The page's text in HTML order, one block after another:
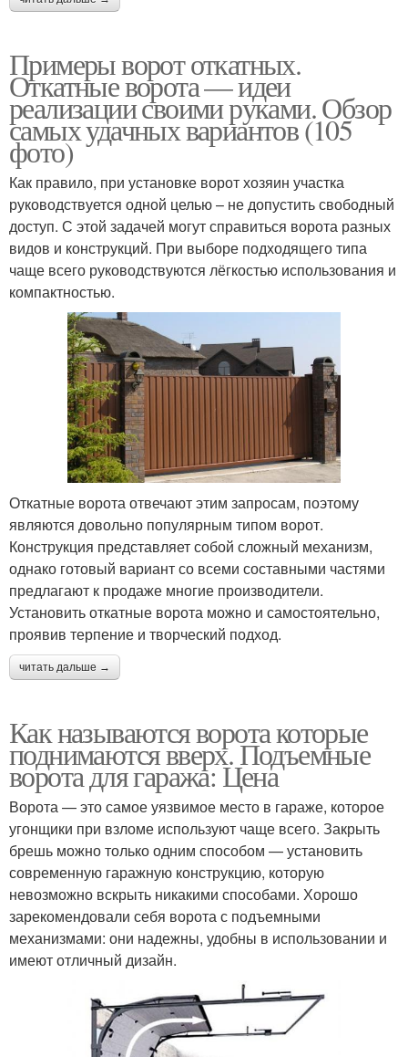
Примеры ворот откатных.
Откатные ворота — идеи
реализации своими руками. Обзор
самых удачных вариантов (105
фото)
Как правило, при установке ворот хозяин участка
руководствуется одной целью – не допустить свободный
доступ. С этой задачей могут справиться ворота разных
видов и конструкций. При выборе подходящего типа
чаще всего руководствуются лёгкостью использования и
компактностью.
Откатные ворота отвечают этим запросам, поэтому
являются довольно популярным типом ворот.
Конструкция представляет собой сложный механизм,
однако готовый вариант со всеми составными частями
предлагают к продаже многие производители.
Установить откатные ворота можно и самостоятельно,
проявив терпение и творческий подход.
читать дальше →
Как называются ворота которые
поднимаются вверх. Подъемные
ворота для гаража: Цена
Ворота — это самое уязвимое место в гараже, которое
угонщики при взломе используют чаще всего. Закрыть
брешь можно только одним способом — установить
современную гаражную конструкцию, которую
невозможно вскрыть никакими способами. Хорошо
зарекомендовали себя ворота с подъемными
механизмами: они надежны, удобны в использовании и
имеют отличный дизайн.